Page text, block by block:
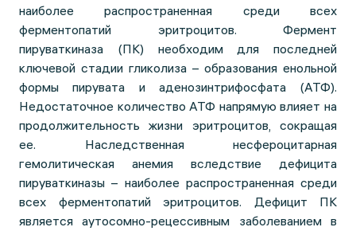
наиболее распространенная среди всех
ферментопатий эритроцитов. Фермент
пируваткиназа (ПК) необходим для последней
ключевой стадии гликолиза – образования енольной
формы пирувата и аденозинтрифосфата (АТФ).
Недостаточное количество АТФ напрямую влияет на
продолжительность жизни эритроцитов, сокращая
ее. Наследственная несфероцитарная
гемолитическая анемия вследствие дефицита
пируваткиназы – наиболее распространенная среди
всех ферментопатий эритроцитов. Дефицит ПК
является аутосомно-рецессивным заболеванием в